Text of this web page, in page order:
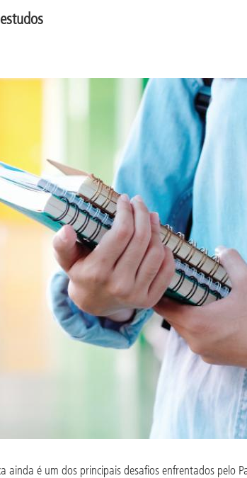
é um dos principais desafios enfrentados pelo